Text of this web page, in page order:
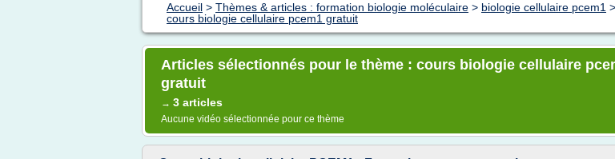
Accueil > Thèmes & articles : formation biologie moléculaire > biologie cellulaire pcem1 >
cours biologie cellulaire pcem1 gratuit
Articles sélectionnés pour le thème : cours biologie cellulaire
gratuit
→ 3 articles
Aucune vidéo sélectionnée pour ce thème